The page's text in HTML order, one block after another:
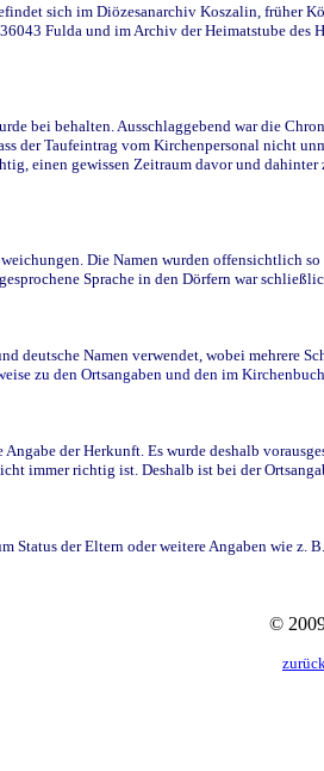
sich im Diözesanarchiv Koszalin, früher
Fulda und im Archiv der Heimatstube
bei behalten. Ausschlaggebend war die
der Taufeintrag vom Kirchenpersonal nicht
einen gewissen Zeitraum davor und
Die Namen wurden offensichtlich
Sprache in den Dörfern war
deutsche Namen verwendet, wobei mehrere
zu den Ortsangaben und den im
der Herkunft. Es wurde deshalb
immer richtig ist. Deshalb ist bei der
der Eltern oder weitere Angaben wie z.
©